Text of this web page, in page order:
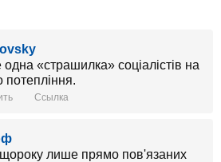
«страшилка» соціалістів на
потепління.
Ссылка
лише прямо пов'язаних